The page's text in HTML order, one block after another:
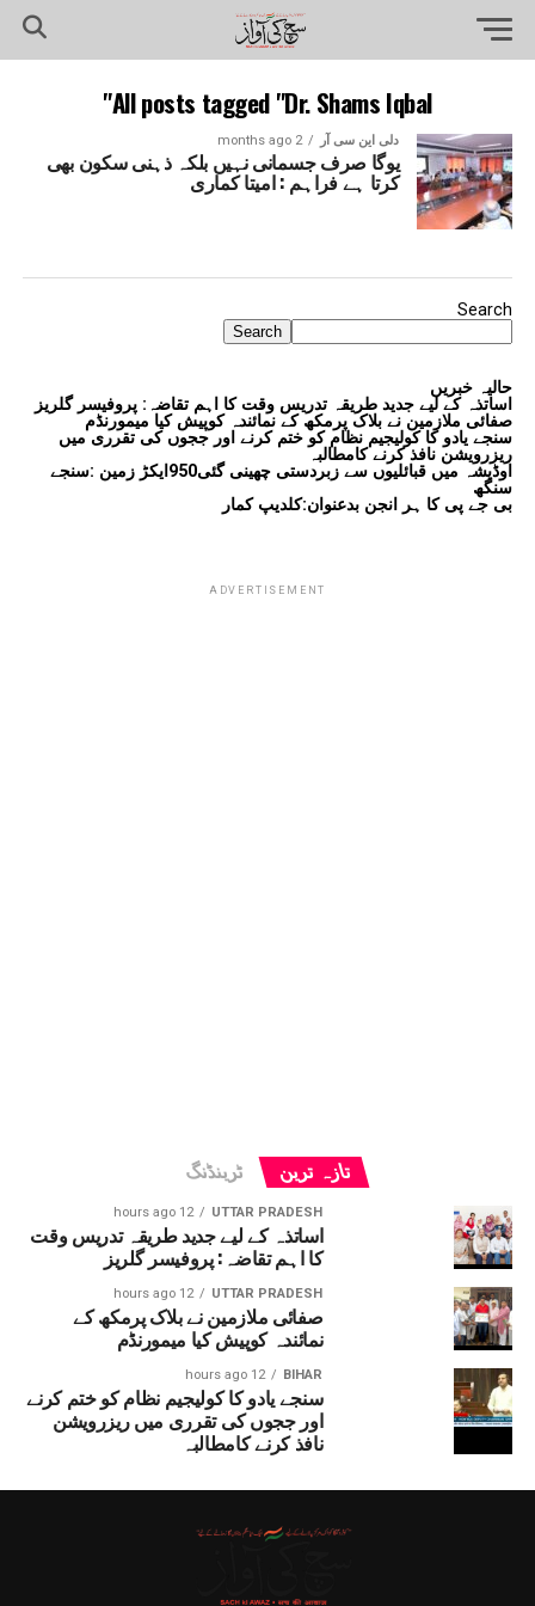
All posts tagged "Dr. Shams Iqbal"
دلی این سی آر 2 months ago
یوگا صرف جسمانی نہیں بلکہ ذہنی سکون بھی
کرتا ہے فراہم : امیتا کماری
Search
Search
حالیہ خبریں
اساتذہ کے لیے جدید طریقہ تدریس وقت کا اہم تقاضہ: پروفیسر گلریز
صفائی ملازمین نے بلاک پرمکھ کے نمائندہ کوپیش کیا میمورنڈم
سنجے یادو کا کولیجیم نظام کو ختم کرنے اور ججوں کی تقرری میں
ریزرویشن نافذ کرنے کامطالبہ
اوڈیشہ میں قبائلیوں سے زبردستی چھینی گئی950ایکڑ زمین :سنجے
سنگھ
بی جے پی کا ہر انجن بدعنوان:کلدیپ کمار
ADVERTISEMENT
تازہ ترین ٹرینڈنگ
UTTAR PRADESH
12 hours ago
اساتذہ کے لیے جدید طریقہ تدریس وقت
کا اہم تقاضہ: پروفیسر گلریز
UTTAR PRADESH
12 hours ago
صفائی ملازمین نے بلاک پرمکھ کے
نمائندہ کوپیش کیا میمورنڈم
BIHAR
12 hours ago
سنجے یادو کا کولیجیم نظام کو ختم کرنے
اور ججوں کی تقرری میں ریزرویشن
نافذ کرنے کامطالبہ